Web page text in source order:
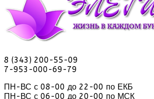
8 (343) 200-55-09
7-953-000-69-79
ПН-ВС с 08-00 до 22-00 по ЕКБ
ПН-ВС с 06-00 до 20-00 по МСК